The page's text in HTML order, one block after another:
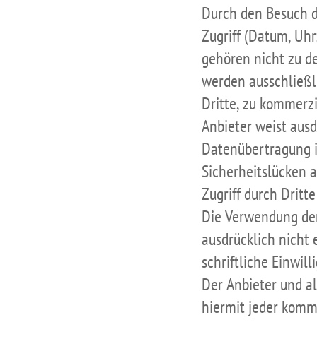
Durch den Besuch
Zugriff (Datum,
gehören nicht zu
werden
Dritte, zu
Anbieter weist
Datenübertragung
Sicherheitslücken
Zugriff durch
Die Verwendung
ausdrücklich nicht
schriftliche
Der Anbieter und
hiermit jeder